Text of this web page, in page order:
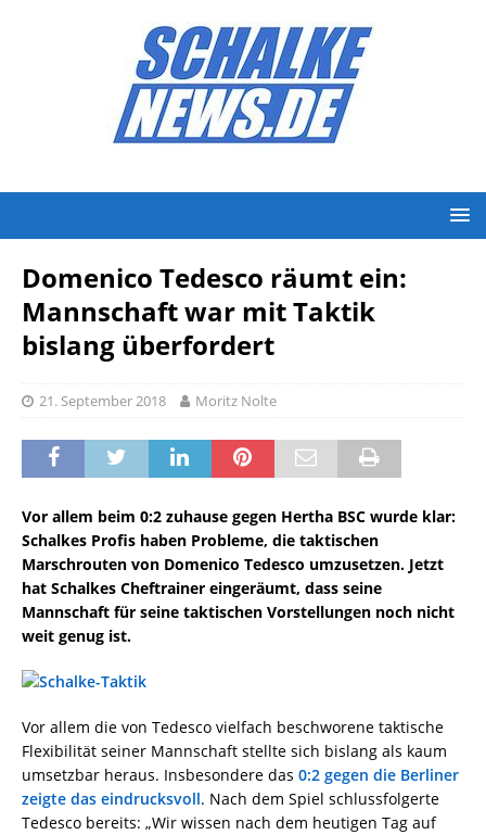
Domenico Tedesco räumt ein:
Mannschaft war mit Taktik
bislang überfordert
21. September 2018 Moritz Nolte
Vor allem beim 0:2 zuhause gegen Hertha BSC wurde klar:
Schalkes Profis haben Probleme, die taktischen
Marschrouten von Domenico Tedesco umzusetzen. Jetzt
hat Schalkes Cheftrainer eingeräumt, dass seine
Mannschaft für seine taktischen Vorstellungen noch nicht
weit genug ist.
Vor allem die von Tedesco vielfach beschworene taktische
Flexibilität seiner Mannschaft stellte sich bislang als kaum
umsetzbar heraus. Insbesondere das 0:2 gegen die Berliner
zeigte das eindrucksvoll. Nach dem Spiel schlussfolgerte
Tedesco bereits: „Wir wissen nach dem heutigen Tag auf